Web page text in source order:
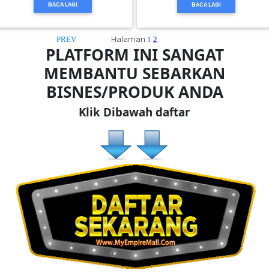
BACA LAGI BACA LAGI
PREV Halaman 1 2
PLATFORM INI SANGAT
MEMBANTU SEBARKAN
BISNES/PRODUK ANDA
Klik Dibawah daftar
BRUNEI(0)